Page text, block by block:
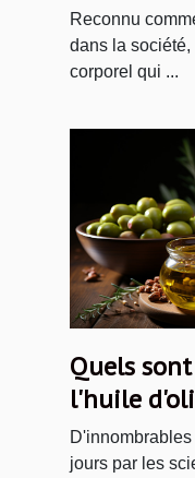
Reconnu
dans la
corporel qui ...
Quels
l'huile
jours par les